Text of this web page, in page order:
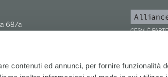
contenuti ed annunci, per fornire funzionalità
68/a
100000000060
ETS
WhatsApp
CESVI È